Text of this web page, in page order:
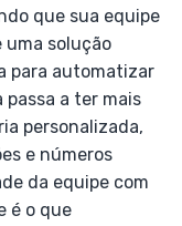
que sua equipe
uma solução
para automatizar
a ter mais
personalizada,
e números
da equipe com
é o que